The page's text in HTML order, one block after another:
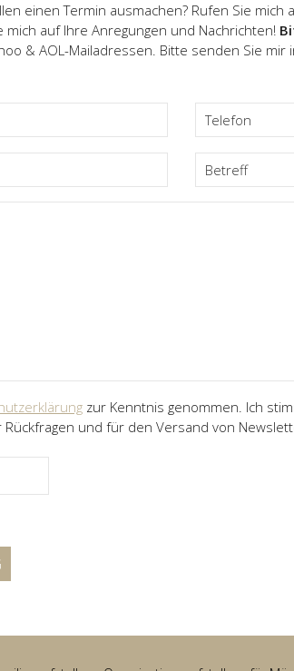
einen Termin ausmachen? Rufen Sie mich
mich auf Ihre Anregungen und Nachrichten!
& AOL-Mailadressen. Bitte senden Sie mir
zur Kenntnis genommen. Ich
Rückfragen und für den Versand von